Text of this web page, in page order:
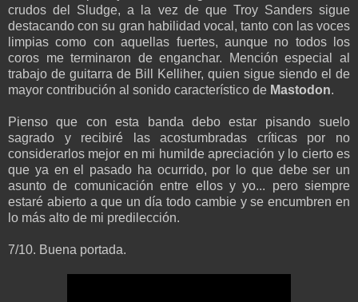
crudos del Sludge, a la vez de que Troy Sanders sigue
destacando con su gran habilidad vocal, tanto con las voces
limpias como con aquellas fuertes, aunque no todos los
coros me terminaron de enganchar. Mención especial al
trabajo de guitarra de Bill Kelliher, quien sigue siendo el de
mayor contribución al sonido característico de Mastodon.
Pienso que con esta banda debo estar pisando suelo
sagrado y recibiré las acostumbradas críticas por no
considerarlos mejor en mi humilde apreciación y lo cierto es
que ya en el pasado ha ocurrido, por lo que debe ser un
asunto de comunicación entre ellos y yo... pero siempre
estaré abierto a que un día todo cambie y se encumbren en
lo más alto de mi predilección.
7/10. Buena portada.